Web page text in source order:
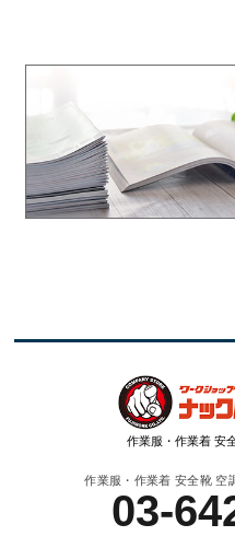
作業服・作業着 安
作業服・作業着 安全靴 空
03-